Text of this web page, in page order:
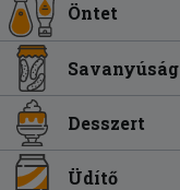
Öntet
Savanyúság
Desszert
Üdítő